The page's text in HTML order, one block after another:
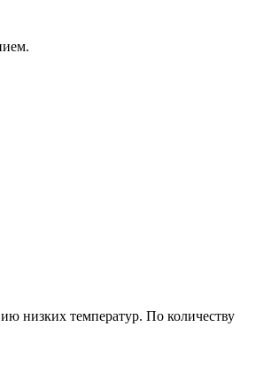
низких температур. По количеству